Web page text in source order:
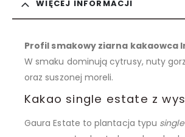
WIĘCEJ INFORMACJI
Profil smakowy ziarna kakaowca
W smaku dominują cytrusy, nuty
oraz suszonej moreli.
Kakao single estate z
Gaura Estate to plantacja typu